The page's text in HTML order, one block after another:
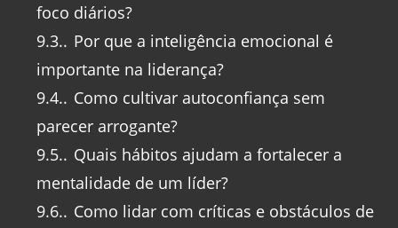
foco diários?
9.3. Por que a inteligência emocional é
importante na liderança?
9.4. Como cultivar autoconfiança sem
parecer arrogante?
9.5. Quais hábitos ajudam a fortalecer a
mentalidade de um líder?
9.6. Como lidar com críticas e obstáculos de